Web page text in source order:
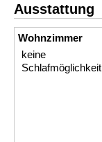
Ausstattung
Wohnzimmer
keine
Schlafmöglichkeit